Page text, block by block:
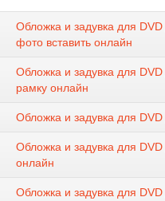
Обложка и задувка для
фото вставить онлайн
Обложка и задувка для
рамку онлайн
Обложка и задувка для
Обложка и задувка для
онлайн
Обложка и задувка для